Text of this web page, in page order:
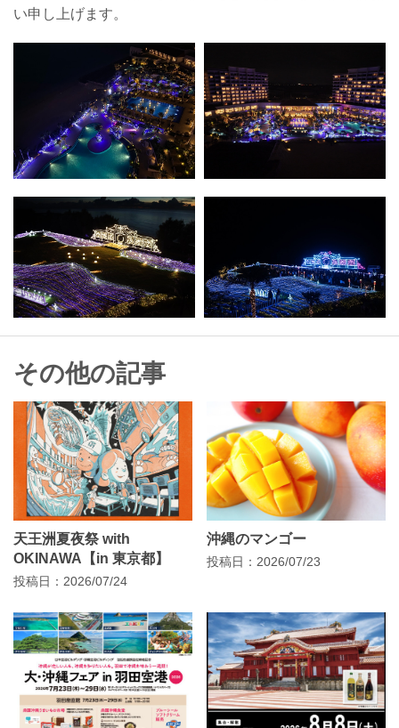
い申し上げます。
その他の記事
天王洲夏夜祭 with
OKINAWA【in 東京都】
投稿日：2026/07/24
沖縄のマンゴー
投稿日：2026/07/23